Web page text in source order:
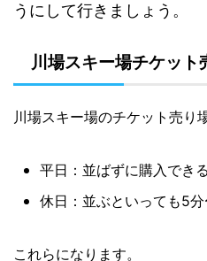
うにして行きましょう。
川場スキー場チケット
川場スキー場のチケット売り
平日：並ばずに購入できる
休日：並ぶといっても5
これらになります。